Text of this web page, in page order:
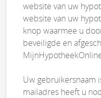
website van uw
website van uw
knop waarmee u
beveiligde en
Uw gebruikersnaam
mailadres heeft u